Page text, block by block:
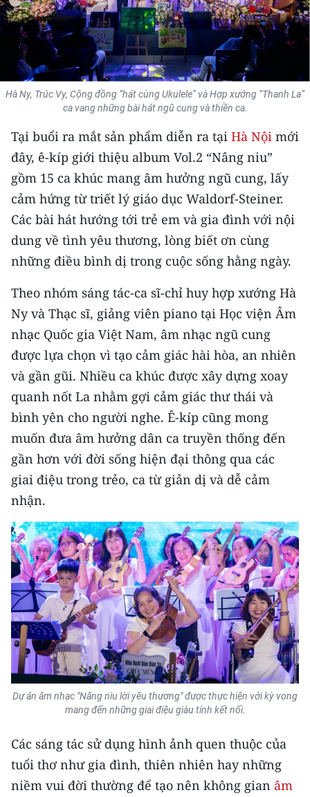
MÔI TRƯỜNG
BẠN ĐỌC
KIỂM CHỨNG THÔNG TIN
54 DÂN TỘC VIỆT NAM
CHƯƠNG TRÌNH OCOP - MỖI XÃ
MỘT SẢN PHẨM
RADIO
E-Magazine
Video
Media Chính trị
Media Kinh tế
Media Văn hóa
Media Xã hội
Media Pháp luật
Media Du lịch
Media Thế giới
Media Thể thao
Media Giáo dục
Media Y tế
Media Khoa học - Công nghệ
Media Môi trường
Ảnh
Infographic
Hà Ny, Trúc Vy, Cộng đồng “hát cùng Ukulele” và Hợp xướng “Thanh La”
ca vang những bài hát ngũ cung và thiền ca.
Tại buổi ra mắt sản phẩm diễn ra tại Hà Nội mới
đây, ê-kíp giới thiệu album Vol.2 “Nâng niu”
gồm 15 ca khúc mang âm hưởng ngũ cung, lấy
cảm hứng từ triết lý giáo dục Waldorf-Steiner.
Các bài hát hướng tới trẻ em và gia đình với nội
dung về tình yêu thương, lòng biết ơn cùng
những điều bình dị trong cuộc sống hằng ngày.
Theo nhóm sáng tác-ca sĩ-chỉ huy hợp xướng Hà
Ny và Thạc sĩ, giảng viên piano tại Học viện Âm
nhạc Quốc gia Việt Nam, âm nhạc ngũ cung
được lựa chọn vì tạo cảm giác hài hòa, an nhiên
và gần gũi. Nhiều ca khúc được xây dựng xoay
quanh nốt La nhằm gợi cảm giác thư thái và
bình yên cho người nghe. Ê-kíp cũng mong
muốn đưa âm hưởng dân ca truyền thống đến
gần hơn với đời sống hiện đại thông qua các
giai điệu trong trẻo, ca từ giản dị và dễ cảm
nhận.
Dự án âm nhạc "Nâng niu lời yêu thương" được thực hiện với kỳ vọng
mang đến những giai điệu giàu tính kết nối.
Các sáng tác sử dụng hình ảnh quen thuộc của
tuổi thơ như gia đình, thiên nhiên hay những
niềm vui đời thường để tạo nên không gian âm